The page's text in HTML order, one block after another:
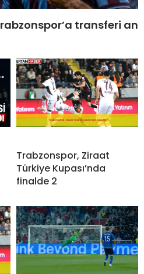
transferi an
Trabzonspor, Ziraat
Türkiye Kupası’nda
finalde 2